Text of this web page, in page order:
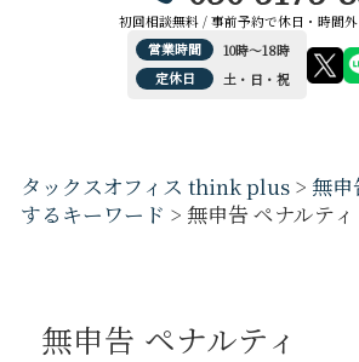
初回相談無料 / 事前予約で休日・時間
営業時間
10時～18時
定休日
土・日・祝
タックスオフィス think plus > 無
するキーワード > 無申告 ペナルティ
無申告 ペナルティ